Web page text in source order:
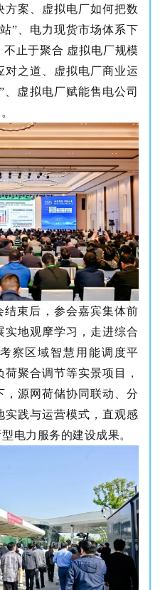
案、虚拟电厂如何把数
”、电力现货市场体系下
止于聚合 虚拟电厂规模
对之道、虚拟电厂商业运
、虚拟电厂赋能售电公司
结束后，参会嘉宾集体前
地观摩学习，走进综合
察区域智慧用能调度平
聚合调节等实景项目，
源网荷储协同联动、分
实践与运营模式，直观感
电力服务的建设成果。